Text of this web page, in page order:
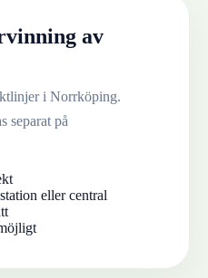
av
i Norrköping.
separat på
eller central